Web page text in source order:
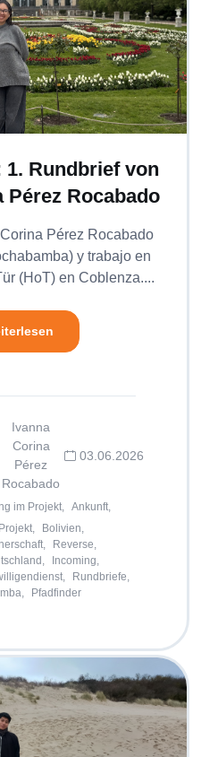
1. Rundbrief von
Pérez Rocabado
Pérez Rocabado
y trabajo en
(HoT) en Coblenza....
Ivanna
Corina
Pérez
Rocabado
03.06.2026
im Projekt,
Ankunft,
Bolivien,
Reverse,
Incoming,
Rundbriefe,
Pfadfinder